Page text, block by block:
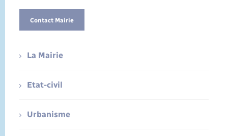
Contact Mairie
La Mairie
Etat-civil
Urbanisme